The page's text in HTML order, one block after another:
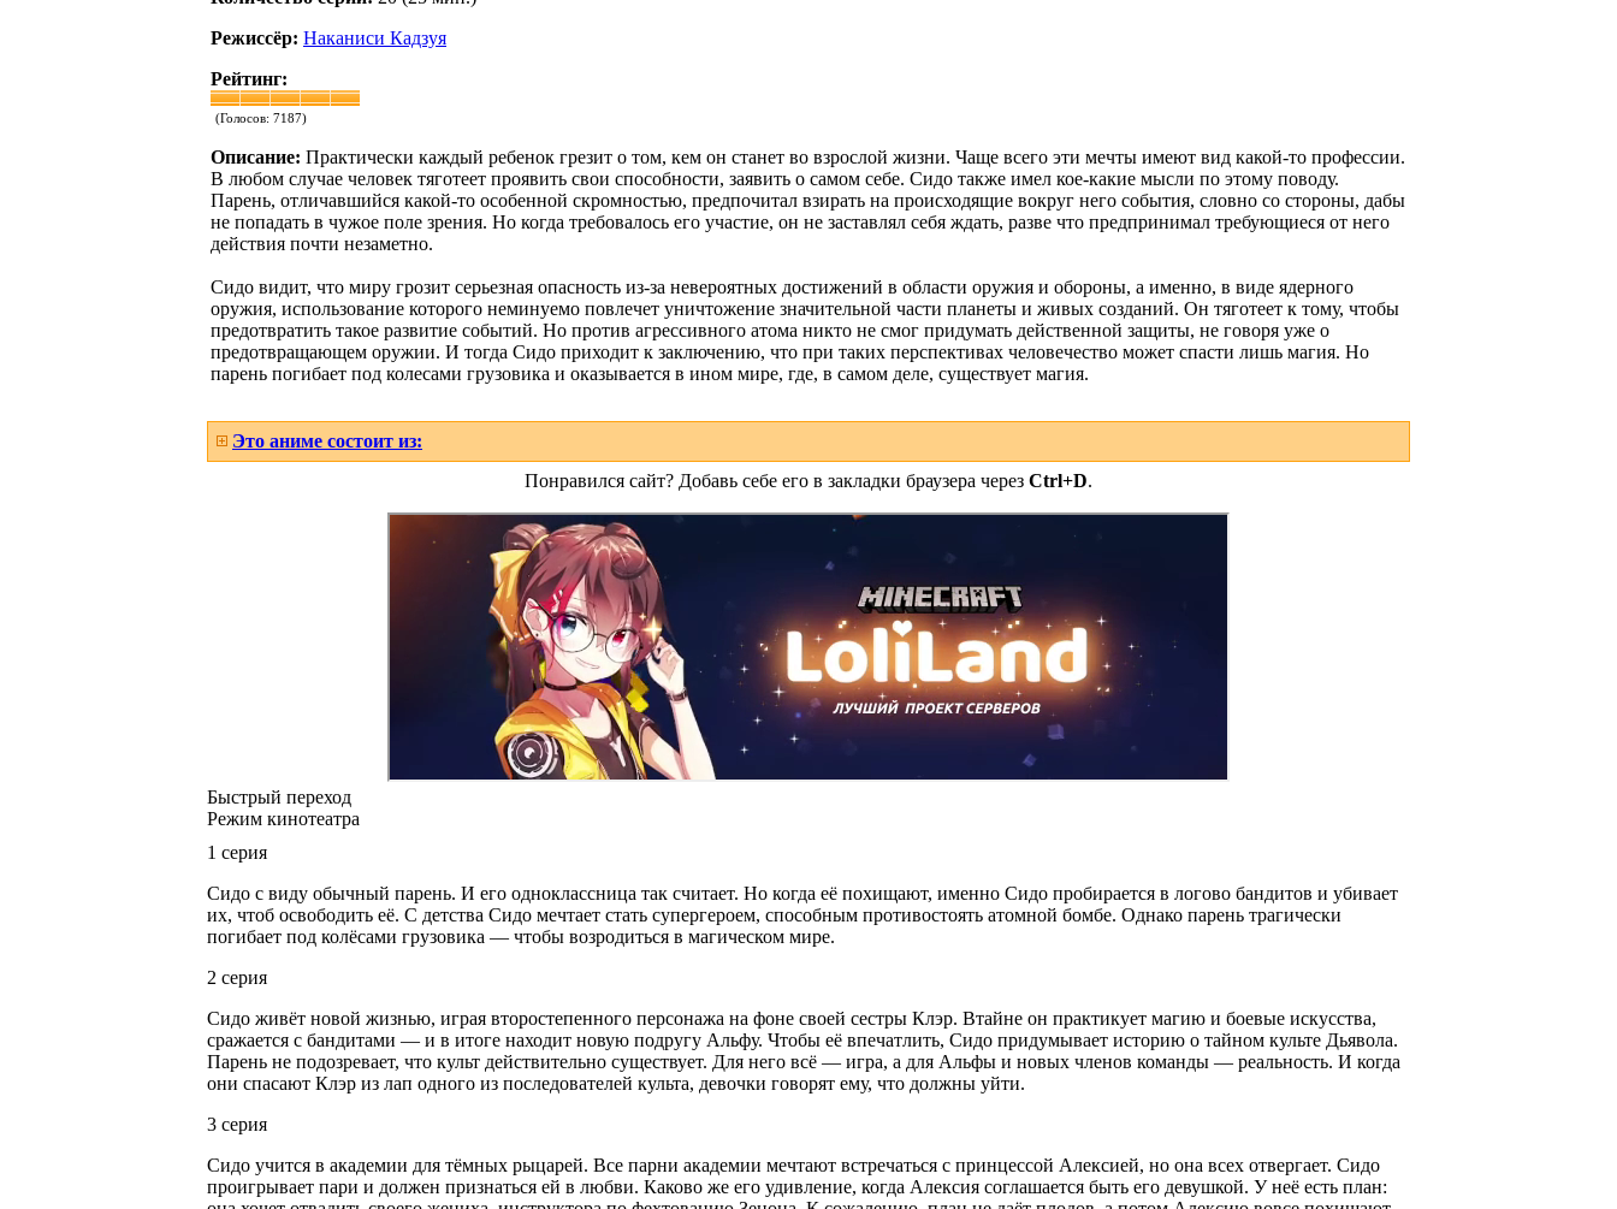
Режиссёр: Наканиси Кадзуя
Рейтинг:
(Голосов: 7187)
Описание: Практически каждый ребенок грезит о том, кем он станет во взрослой жизни. Чаще всего эти мечты имеют вид какой-то профессии.
В любом случае человек тяготеет проявить свои способности, заявить о самом себе. Сидо также имел кое-какие мысли по этому поводу.
Парень, отличавшийся какой-то особенной скромностью, предпочитал взирать на происходящие вокруг него события, словно со стороны, дабы
не попадать в чужое поле зрения. Но когда требовалось его участие, он не заставлял себя ждать, разве что предпринимал требующиеся от него
действия почти незаметно.
Сидо видит, что миру грозит серьезная опасность из-за невероятных достижений в области оружия и обороны, а именно, в виде ядерного
оружия, использование которого неминуемо повлечет уничтожение значительной части планеты и живых созданий. Он тяготеет к тому, чтобы
предотвратить такое развитие событий. Но против агрессивного атома никто не смог придумать действенной защиты, не говоря уже о
предотвращающем оружии. И тогда Сидо приходит к заключению, что при таких перспективах человечество может спасти лишь магия. Но
парень погибает под колесами грузовика и оказывается в ином мире, где, в самом деле, существует магия.
Это аниме состоит из:
Понравился сайт? Добавь себе его в закладки браузера через Ctrl+D.
Быстрый переход
Режим кинотеатра
1 серия
Сидо с виду обычный парень. И его одноклассница так считает. Но когда её похищают, именно Сидо пробирается в логово бандитов и убивает
их, чтоб освободить её. С детства Сидо мечтает стать супергероем, способным противостоять атомной бомбе. Однако парень трагически
погибает под колёсами грузовика — чтобы возродиться в магическом мире.
2 серия
Сидо живёт новой жизнью, играя второстепенного персонажа на фоне своей сестры Клэр. Втайне он практикует магию и боевые искусства,
сражается с бандитами — и в итоге находит новую подругу Альфу. Чтобы её впечатлить, Сидо придумывает историю о тайном культе Дьявола.
Парень не подозревает, что культ действительно существует. Для него всё — игра, а для Альфы и новых членов команды — реальность. И когда
они спасают Клэр из лап одного из последователей культа, девочки говорят ему, что должны уйти.
3 серия
Сидо учится в академии для тёмных рыцарей. Все парни академии мечтают встречаться с принцессой Алексией, но она всех отвергает. Сидо
проигрывает пари и должен признаться ей в любви. Каково же его удивление, когда Алексия соглашается быть его девушкой. У неё есть план: